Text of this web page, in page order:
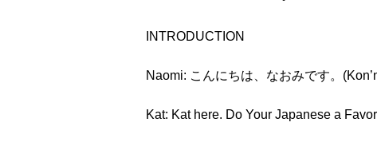
INTRODUCTION
Naomi: こんにちは、なおみです。
Kat: Kat here. Do Your Japanese a